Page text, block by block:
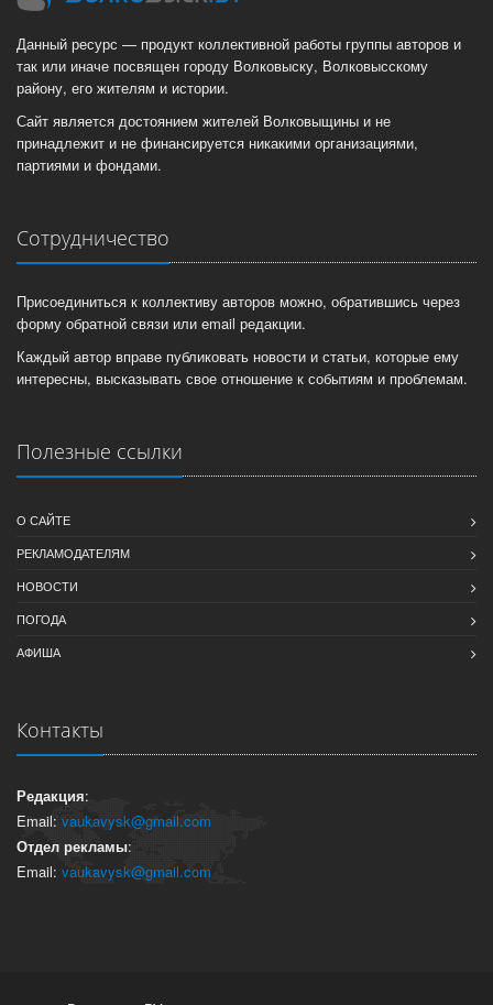
Данный ресурс — продукт коллективной работы группы авторов и
так или иначе посвящен городу Волковыску, Волковысскому
району, его жителям и истории.
Сайт является достоянием жителей Волковыщины и не
принадлежит и не финансируется никакими организациями,
партиями и фондами.
Сотрудничество
Присоединиться к коллективу авторов можно, обратившись через
форму обратной связи или email редакции.
Каждый автор вправе публиковать новости и статьи, которые ему
интересны, высказывать свое отношение к событиям и проблемам.
Полезные ссылки
О САЙТЕ
РЕКЛАМОДАТЕЛЯМ
НОВОСТИ
ПОГОДА
АФИША
Контакты
Редакция:
Email: vaukavysk@gmail.com
Отдел рекламы:
Email: vaukavysk@gmail.com